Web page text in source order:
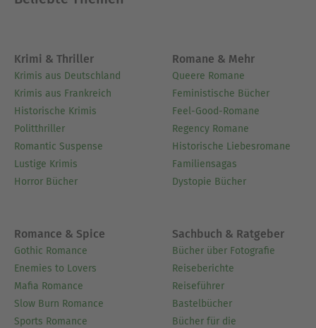
Krimi & Thriller
Krimis aus Deutschland
Krimis aus Frankreich
Historische Krimis
Politthriller
Romantic Suspense
Lustige Krimis
Horror Bücher
Romane & Mehr
Queere Romane
Feministische Bücher
Feel-Good-Romane
Regency Romane
Historische Liebesromane
Familiensagas
Dystopie Bücher
Romance & Spice
Gothic Romance
Enemies to Lovers
Mafia Romance
Slow Burn Romance
Sports Romance
Sachbuch & Ratgeber
Bücher über Fotografie
Reiseberichte
Reiseführer
Bastelbücher
Bücher für die